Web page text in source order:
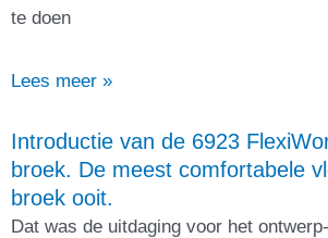
te doen
Lees meer »
Introductie van de 6923
broek. De meest comfortabele
broek ooit.
Dat was de uitdaging voor het